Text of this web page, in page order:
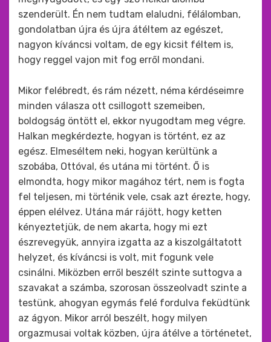
szenderült. Én nem tudtam elaludni, félálomban,
gondolatban újra és újra átéltem az egészet,
nagyon kíváncsi voltam, de egy kicsit féltem is,
hogy reggel vajon mit fog erről mondani.
Mikor felébredt, és rám nézett, néma kérdéseimre
minden válasza ott csillogott szemeiben,
boldogság öntött el, ekkor nyugodtam meg végre.
Halkan megkérdezte, hogyan is történt, ez az
egész. Elmeséltem neki, hogyan kerültünk a
szobába, Ottóval, és utána mi történt. Ő is
elmondta, hogy mikor magához tért, nem is fogta
fel teljesen, mi történik vele, csak azt érezte, hogy,
éppen elélvez. Utána már rájött, hogy ketten
kényeztetjük, de nem akarta, hogy mi ezt
észrevegyük, annyira izgatta az a kiszolgáltatott
helyzet, és kíváncsi is volt, mit fogunk vele
csinálni. Miközben erről beszélt szinte suttogva a
szavakat a számba, szorosan összeolvadt szinte a
testünk, ahogyan egymás felé fordulva feküdtünk
az ágyon. Mikor arról beszélt, hogy milyen
orgazmusai voltak közben, újra átélve a történetet,